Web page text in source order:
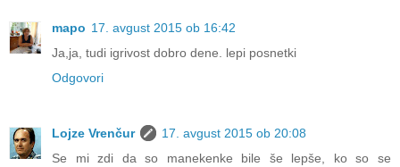
mapo 17. avgust 2015 ob 16:42
Ja,ja, tudi igrivost dobro dene. lepi posnetki
Odgovori
Lojze Vrenčur
17. avgust 2015 ob 20:08
Se mi zdi da so manekenke bile še lepše, ko so se